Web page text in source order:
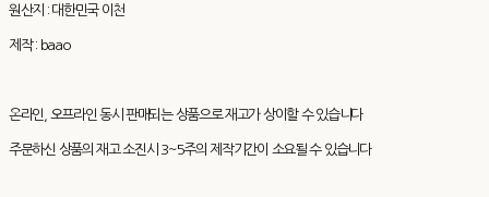
원산지 : 대한민국 이천
제작 : baao
온라인, 오프라인 동시 판매되는 상품으로 재고가 상이할 수 있습니다
주문하신 상품의 재고 소진시 3~5주의 제작기간이 소요될 수 있습니다